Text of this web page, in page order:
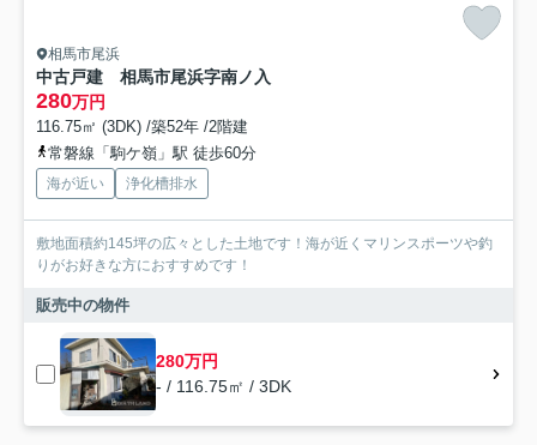
相馬市尾浜
中古戸建 相馬市尾浜字南ノ入
280万円
116.75㎡ (3DK) /築52年 /2階建
常磐線「駒ケ嶺」駅 徒歩60分
海が近い 浄化槽排水
敷地面積約145坪の広々とした土地です！海が近くマリンスポーツや釣
りがお好きな方におすすめです！
販売中の物件
280万円
- / 116.75㎡ / 3DK